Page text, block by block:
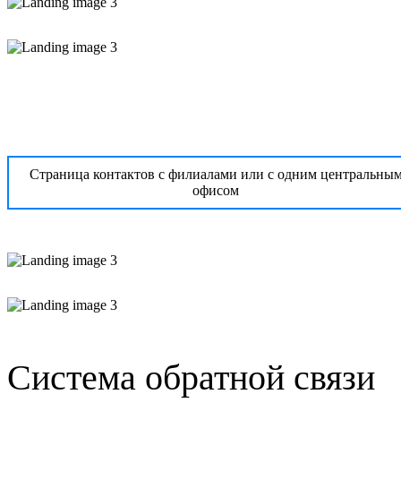
Страница контактов с филиалами или с одним
офисом
Система обратной связи